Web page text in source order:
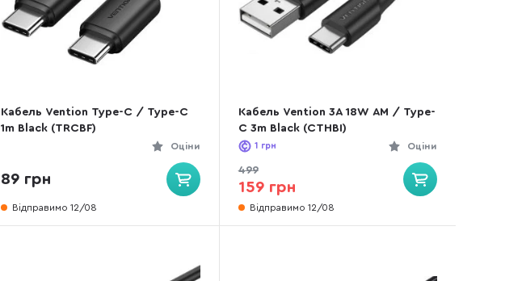
Кабель Vention Type-C / Type-C
1m Black (TRCBF)
Оціни
89 грн
Відправимо 12/08
Кабель Vention 3A 18W AM / Type-
C 3m Black (CTHBI)
Оціни
1 грн
499
159 грн
Відправимо 12/08